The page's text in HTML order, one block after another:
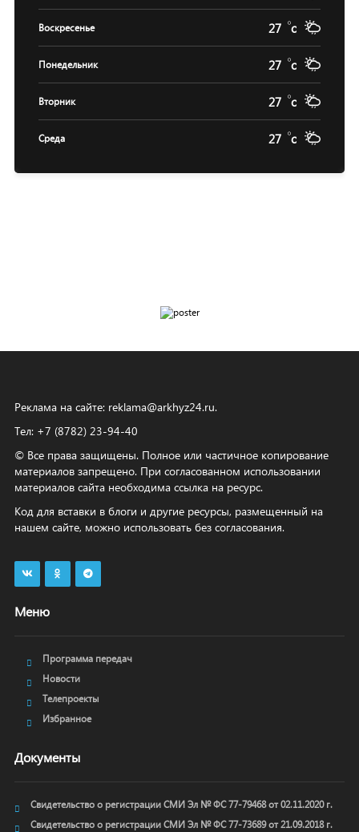
Воскресенье 27 c
Понедельник 27 c
Вторник 27 c
Среда 27 c
Реклама на сайте: reklama@arkhyz24.ru.
Тел: +7 (8782) 23‑94‑40
© Все права защищены. Полное или частичное копирование
материалов запрещено. При согласованном использовании
материалов сайта необходима ссылка на ресурс.
Код для вставки в блоги и другие ресурсы, размещенный на
нашем сайте, можно использовать без согласования.
Меню
Программа передач
Новости
Телепроекты
Избранное
Документы
Свидетельство о регистрации СМИ Эл № ФС 77-79468 от 02.11.2020 г.
Свидетельство о регистрации СМИ Эл № ФС 77-73689 от 21.09.2018 г.